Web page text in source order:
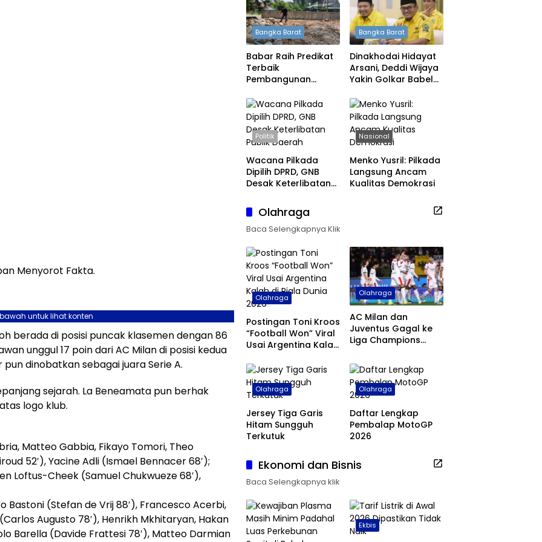
Menyorot Fakta.
untuk lihat konten
berada di posisi puncak klasemen dengan 86
unggul 17 poin dari AC Milan di posisi kedua
dinobatkan sebagai juara Serie A.
sejarah. La Beneamata pun berhak
logo klub.
Matteo Gabbia, Fikayo Tomori, Theo
52′), Yacine Adli (Ismael Bennacer 68′);
Loftus-Cheek (Samuel Chukwueze 68′),
Bastoni (Stefan de Vrij 88′), Francesco Acerbi,
Augusto 78′), Henrikh Mkhitaryan, Hakan
Barella (Davide Frattesi 78′), Matteo Darmian
Bangka Barat
Babar Raih Predikat
Terbaik
Pembangunan
Boleh Berpuas Diri
Bangka Barat
Dinakhodai Hidayat
Arsani, Deddi Wijaya
Yakin Golkar Babel
Politik
Wacana Pilkada
Dipilih DPRD, GNB
Desak Keterlibatan
Nasional
Menko Yusril: Pilkada
Langsung Ancam
Kualitas Demokrasi
Olahraga
Baca Selengkapnya Klik
Olahraga
Postingan Toni Kroos
“Football Won” Viral
Usai Argentina Kalah
Olahraga
AC Milan dan
Juventus Gagal ke
Liga Champions
Cetak Sejarah
Olahraga
Jersey Tiga Garis
Hitam Sungguh
Terkutuk
Olahraga
Daftar Lengkap
Pembalap MotoGP
2026
Ekonomi dan Bisnis
Baca Selengkapnya klik
Ekbis